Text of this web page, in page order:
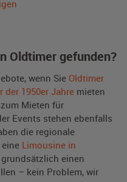
Oldtimer gefunden?
wenn Sie Oldtimer
der 1950er Jahre mieten
zum Mieten für
Events stehen ebenfalls
die regionale
Limousine in
einen
– kein Problem, wir